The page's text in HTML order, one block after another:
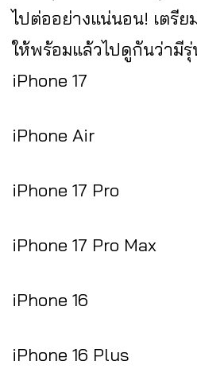
ไปต่ออย่างแน่นอน! เตรีย
ให้พร้อมแล้วไปดูกันว่ามีรุ่
iPhone 17
iPhone Air
iPhone 17 Pro
iPhone 17 Pro Max
iPhone 16
iPhone 16 Plus